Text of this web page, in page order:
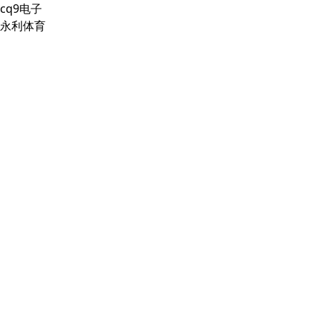
cq9电子
永利体育